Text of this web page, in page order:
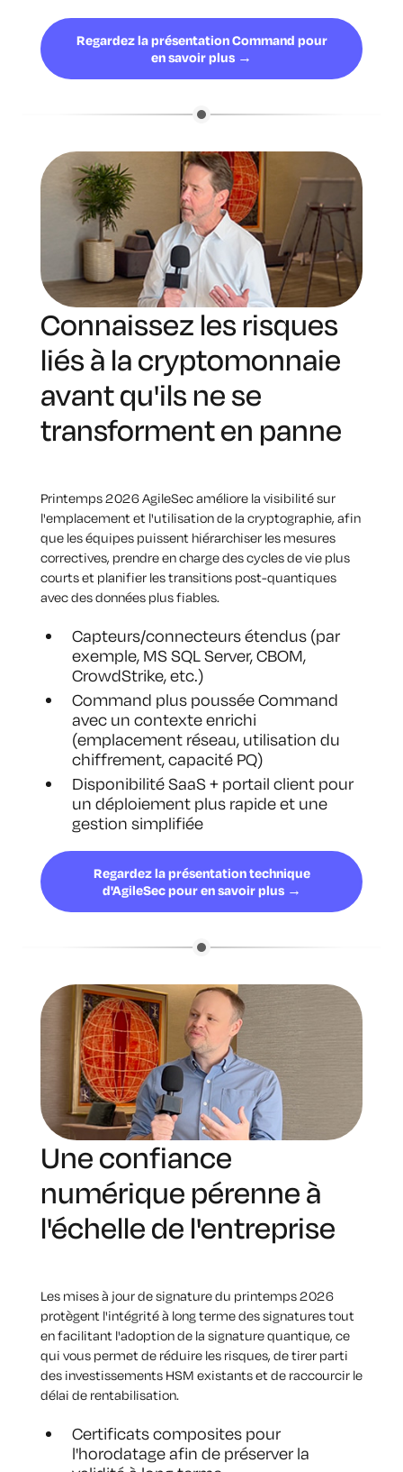
Regardez la présentation Command pour
en savoir plus →
Connaissez les risques
liés à la cryptomonnaie
avant qu'ils ne se
transforment en panne
Printemps 2026 AgileSec améliore la visibilité sur
l'emplacement et l'utilisation de la cryptographie, afin
que les équipes puissent hiérarchiser les mesures
correctives, prendre en charge des cycles de vie plus
courts et planifier les transitions post-quantiques
avec des données plus fiables.
Capteurs/connecteurs étendus (par
exemple, MS SQL Server, CBOM,
CrowdStrike, etc.)
Command plus poussée Command
avec un contexte enrichi
(emplacement réseau, utilisation du
chiffrement, capacité PQ)
Disponibilité SaaS + portail client pour
un déploiement plus rapide et une
gestion simplifiée
Regardez la présentation technique
d'AgileSec pour en savoir plus →
Une confiance
numérique pérenne à
l'échelle de l'entreprise
Les mises à jour de signature du printemps 2026
protègent l'intégrité à long terme des signatures tout
en facilitant l'adoption de la signature quantique, ce
qui vous permet de réduire les risques, de tirer parti
des investissements HSM existants et de raccourcir le
délai de rentabilisation.
Certificats composites pour
l'horodatage afin de préserver la